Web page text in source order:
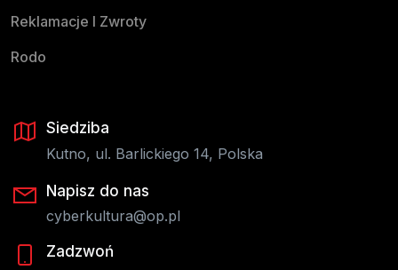
Reklamacje I Zwroty
Rodo
Siedziba
Kutno, ul. Barlickiego 14, Polska
Napisz do nas
cyberkultura@op.pl
Zadzwoń